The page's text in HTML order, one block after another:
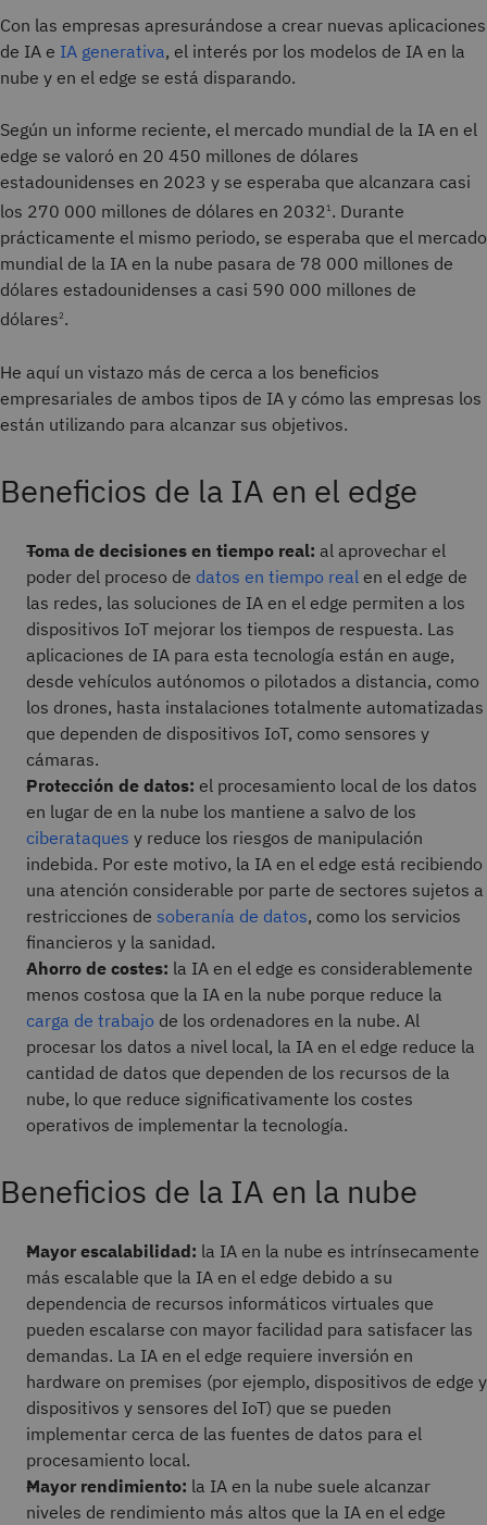
Con las empresas apresurándose a crear nuevas aplicaciones
de IA e IA generativa, el interés por los modelos de IA en la
nube y en el edge se está disparando.
Según un informe reciente, el mercado mundial de la IA en el
edge se valoró en 20 450 millones de dólares
estadounidenses en 2023 y se esperaba que alcanzara casi
los 270 000 millones de dólares en 20321. Durante
prácticamente el mismo periodo, se esperaba que el mercado
mundial de la IA en la nube pasara de 78 000 millones de
dólares estadounidenses a casi 590 000 millones de
dólares2 .
He aquí un vistazo más de cerca a los beneficios
empresariales de ambos tipos de IA y cómo las empresas los
están utilizando para alcanzar sus objetivos.
Beneficios de la IA en el edge
Toma de decisiones en tiempo real: al aprovechar el
poder del proceso de datos en tiempo real en el edge de
las redes, las soluciones de IA en el edge permiten a los
dispositivos IoT mejorar los tiempos de respuesta. Las
aplicaciones de IA para esta tecnología están en auge,
desde vehículos autónomos o pilotados a distancia, como
los drones, hasta instalaciones totalmente automatizadas
que dependen de dispositivos IoT, como sensores y
cámaras.
Protección de datos: el procesamiento local de los datos
en lugar de en la nube los mantiene a salvo de los
ciberataques y reduce los riesgos de manipulación
indebida. Por este motivo, la IA en el edge está recibiendo
una atención considerable por parte de sectores sujetos a
restricciones de soberanía de datos, como los servicios
financieros y la sanidad.
Ahorro de costes: la IA en el edge es considerablemente
menos costosa que la IA en la nube porque reduce la
carga de trabajo de los ordenadores en la nube. Al
procesar los datos a nivel local, la IA en el edge reduce la
cantidad de datos que dependen de los recursos de la
nube, lo que reduce significativamente los costes
operativos de implementar la tecnología.
Beneficios de la IA en la nube
Mayor escalabilidad: la IA en la nube es intrínsecamente
más escalable que la IA en el edge debido a su
dependencia de recursos informáticos virtuales que
pueden escalarse con mayor facilidad para satisfacer las
demandas. La IA en el edge requiere inversión en
hardware on premises (por ejemplo, dispositivos de edge y
dispositivos y sensores del IoT) que se pueden
implementar cerca de las fuentes de datos para el
procesamiento local.
Mayor rendimiento: la IA en la nube suele alcanzar
niveles de rendimiento más altos que la IA en el edge